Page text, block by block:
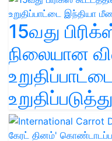
15வது
நிலையான